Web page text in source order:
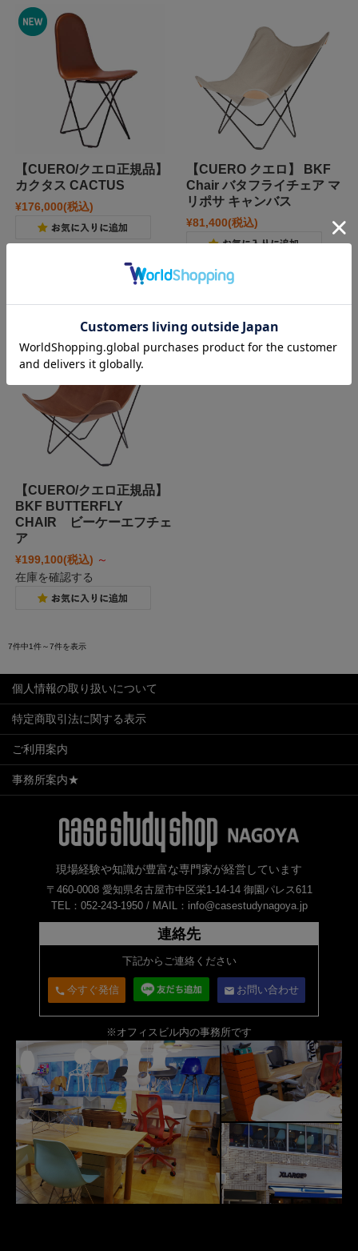
【CUERO/クエロ正規品】
カクタス CACTUS
¥176,000(税込)
【CUERO クエロ】 BKF
Chair バタフライチェア マ
リポサ キャンバス
¥81,400(税込)
【CUERO/クエロ正規品】
BKF BUTTERFLY
CHAIR ビーケーエフチェ
ア
¥199,100(税込) ～
在庫を確認する
7件中1件～7件を表示
個人情報の取り扱いについて
特定商取引法に関する表示
ご利用案内
事務所案内★
現場経験や知識が豊富な専門家が経営しています
〒460-0008 愛知県名古屋市中区栄1-14-14 御園パレス611
TEL：052-243-1950 / MAIL：info@casestudynagoya.jp
連絡先
下記からご連絡ください
call 今すぐ発信 email お問い合わせ
※オフィスビル内の事務所です